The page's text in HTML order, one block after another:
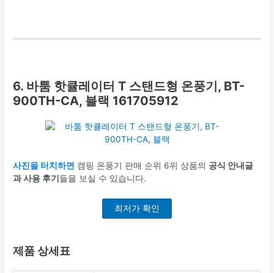
6. 바툼 핫큘레이터 T 스탠드형 온풍기, BT-
900TH-CA, 블랙 161705912
사진을 터치하면 캠핑 온풍기 판매 순위 6위 상품의 공식 안내글
과 사용 후기 들을 보실 수 있습니다.
최저가 확인
제품 상세표